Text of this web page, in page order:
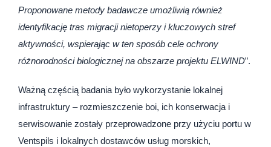
Proponowane metody badawcze umożliwią również
identyfikację tras migracji nietoperzy i kluczowych stref
aktywności, wspierając w ten sposób cele ochrony
różnorodności biologicznej na obszarze projektu ELWIND”.
Ważną częścią badania było wykorzystanie lokalnej
infrastruktury – rozmieszczenie boi, ich konserwacja i
serwisowanie zostały przeprowadzone przy użyciu portu w
Ventspils i lokalnych dostawców usług morskich,